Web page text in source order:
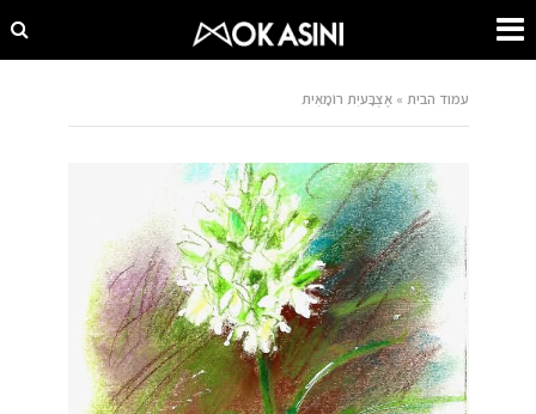
עמוד הבית »אֶצְבָּעיִת רוֹמָאִית